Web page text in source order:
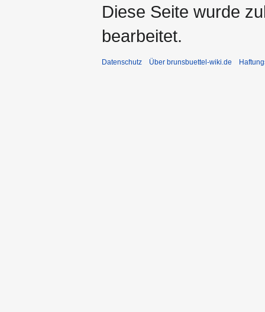
Diese Seite wurde
bearbeitet.
Datenschutz Über brunsbuettel-wiki.de